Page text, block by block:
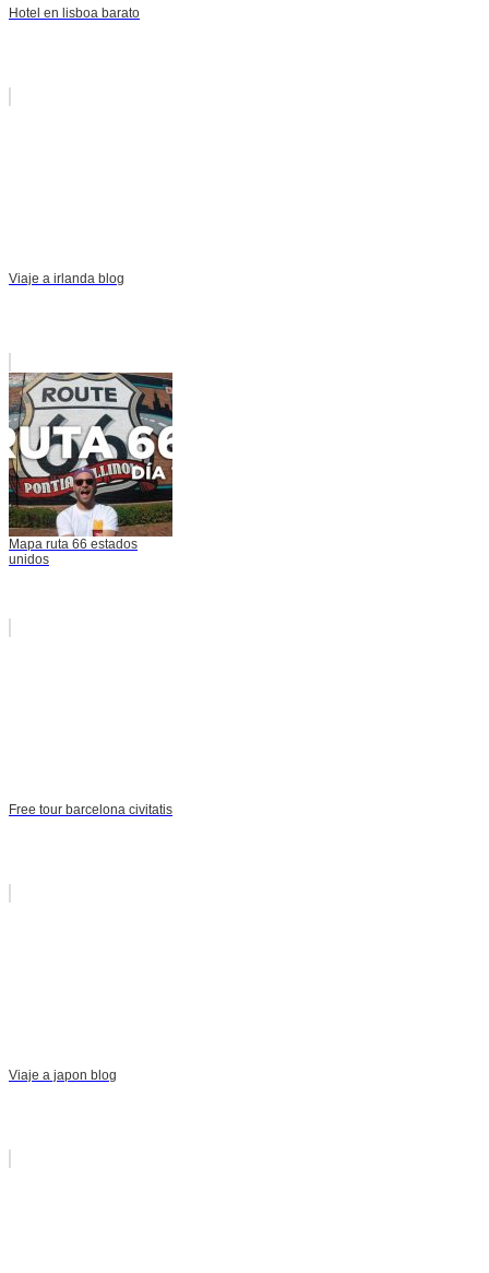
Hotel en lisboa barato
Viaje a irlanda blog
Mapa ruta 66 estados
unidos
Free tour barcelona civitatis
Viaje a japon blog